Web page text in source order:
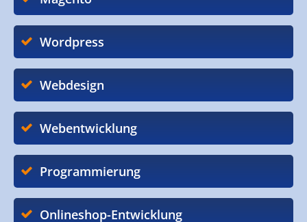
Wordpress
Webdesign
Webentwicklung
Programmierung
Onlineshop-Entwicklung